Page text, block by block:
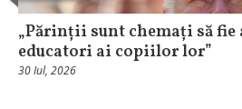
„Părinții sunt chemați să fie
educatori ai copiilor lor”
30 Iul, 2026